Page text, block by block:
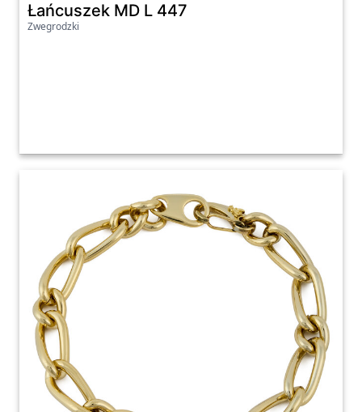
Łańcuszek MD L 447
Zwegrodzki